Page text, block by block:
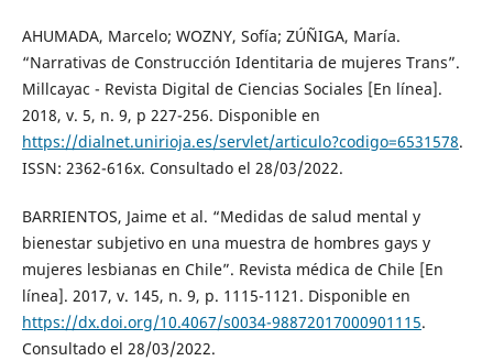
AHUMADA, Marcelo; WOZNY, Sofía; ZÚÑIGA, María.
“Narrativas de Construcción Identitaria de mujeres Trans”.
Millcayac - Revista Digital de Ciencias Sociales [En línea].
2018, v. 5, n. 9, p 227-256. Disponible en
https://dialnet.unirioja.es/servlet/articulo?codigo=6531578.
ISSN: 2362-616x. Consultado el 28/03/2022.
BARRIENTOS, Jaime et al. “Medidas de salud mental y
bienestar subjetivo en una muestra de hombres gays y
mujeres lesbianas en Chile”. Revista médica de Chile [En
línea]. 2017, v. 145, n. 9, p. 1115-1121. Disponible en
https://dx.doi.org/10.4067/s0034-98872017000901115.
Consultado el 28/03/2022.